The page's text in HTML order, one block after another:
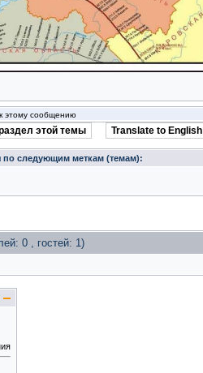
этому сообщению
этой темы Translate to English
по следующим меткам (темам):
0 , гостей: 1)